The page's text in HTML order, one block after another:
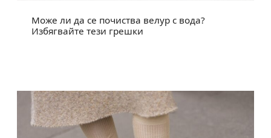
Може ли да се почиства велур с вода?
Избягвайте тези грешки